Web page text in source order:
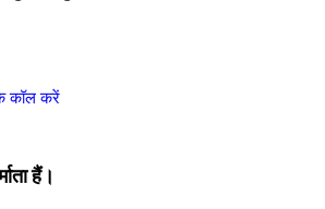
कॉल करें
हैं।